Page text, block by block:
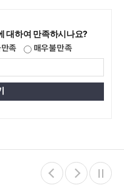
대하여 만족하시나요?
족 매우불만족